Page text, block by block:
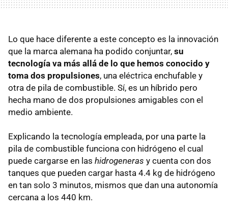
Lo que hace diferente a este concepto es la innovación
que la marca alemana ha podido conjuntar, su
tecnología va más allá de lo que hemos conocido y
toma dos propulsiones, una eléctrica enchufable y
otra de pila de combustible. Sí, es un híbrido pero
hecha mano de dos propulsiones amigables con el
medio ambiente.
Explicando la tecnología empleada, por una parte la
pila de combustible funciona con hidrógeno el cual
puede cargarse en las hidrogeneras y cuenta con dos
tanques que pueden cargar hasta 4.4 kg de hidrógeno
en tan solo 3 minutos, mismos que dan una autonomía
cercana a los 440 km.